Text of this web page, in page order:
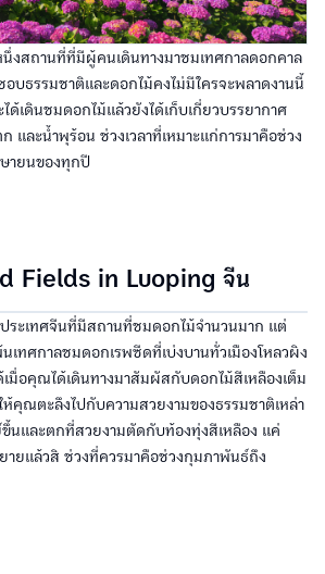
นึ่งสถานที่ที่มีผู้คนเดินทางมาชมเทศกาลดอกคาล
บธรรมชาติและดอกไม้คงไม่มีใครจะพลาดงานนี้
ด้เดินชมดอกไม้แล้วยังได้เก็บเกี่ยวบรรยากาศ
และน้ำพุร้อน ช่วงเวลาที่เหมาะแก่การมาคือช่วง
ายนของทุกปี
Fields in Luoping จีน
ระเทศจีนที่มีสถานที่ชมดอกไม้จำนวนมาก แต่
ทศกาลชมดอกเรพซีดที่เบ่งบานทั่วเมืองโหลวผิง
มื่อคุณได้เดินทางมาสัมผัสกับดอกไม้สีเหลืองเต็ม
คุณตะลึงไปกับความสวยงามของธรรมชาติเหล่า
นและตกที่สวยงามตัดกับท้องทุ่งสีเหลือง แค่
ายแล้วสิ ช่วงที่ควรมาคือช่วงกุมภาพันธ์ถึง